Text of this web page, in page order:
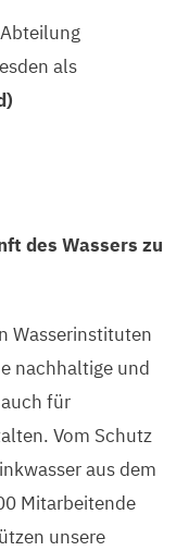
als
des Wassers zu
Wasserinstituten
nachhaltige und
für
Vom Schutz
aus dem
Mitarbeitende
unsere